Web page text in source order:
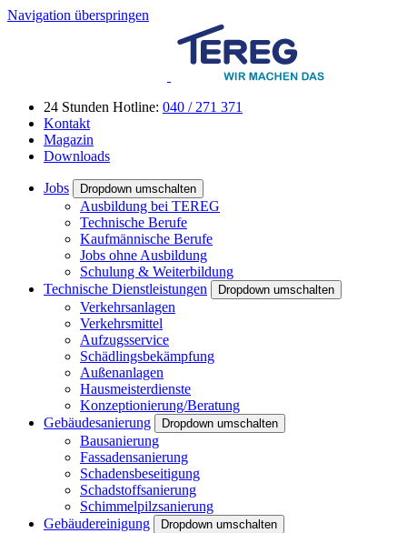
Navigation überspringen
24 Stunden Hotline: 040 / 271 371
Kontakt
Magazin
Downloads
Jobs Dropdown umschalten
Ausbildung bei TEREG
Technische Berufe
Kaufmännische Berufe
Jobs ohne Ausbildung
Schulung & Weiterbildung
Technische Dienstleistungen
Dropdown umschalten
Verkehrsanlagen
Verkehrsmittel
Aufzugsservice
Schädlingsbekämpfung
Außenanlagen
Hausmeisterdienste
Konzeptionierung/Beratung
Gebäudesanierung
Dropdown umschalten
Bausanierung
Fassadensanierung
Schadensbeseitigung
Schadstoffsanierung
Schimmelpilzsanierung
Gebäudereinigung
Dropdown umschalten